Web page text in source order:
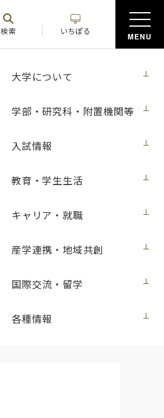
大学について
学部・研究科・附置機関等
入試情報
教育・学生生活
キャリア・就職
産学連携・地域共創
国際交流・留学
各種情報
検索 いちぽる
MENU